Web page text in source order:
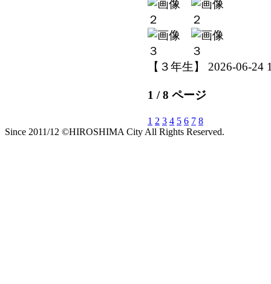
【３年生】 2026-06-24
1 / 8 ページ
1 2 3 4 5 6 7 8
Since 2011/12 ©HIROSHIMA City All Rights Reserved.